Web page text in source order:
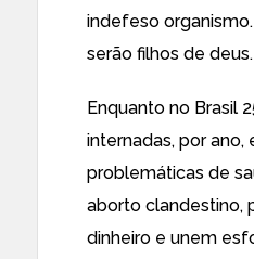
indefeso
serão filhos de deus.
Enquanto no Brasil
internadas, por
problemáticas de
aborto clandestino,
dinheiro e unem